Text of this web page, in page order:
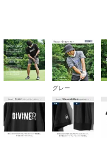
グレー